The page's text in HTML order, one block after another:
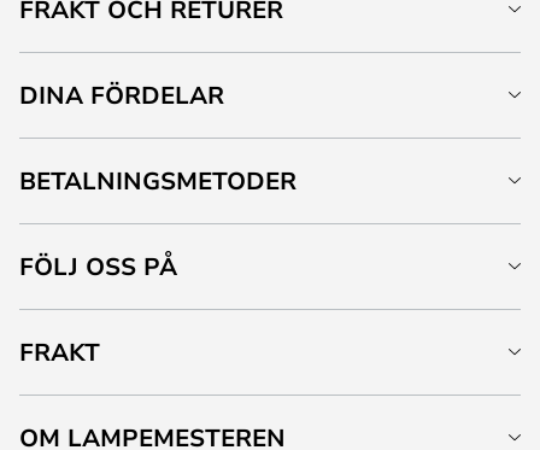
FRAKT OCH RETURER
DINA FÖRDELAR
BETALNINGSMETODER
FÖLJ OSS PÅ
FRAKT
OM LAMPEMESTEREN